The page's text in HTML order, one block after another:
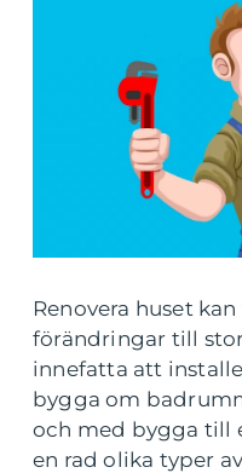
Renovera huset
förändringar till
innefatta att
bygga om
och med bygga till
en rad olika typer